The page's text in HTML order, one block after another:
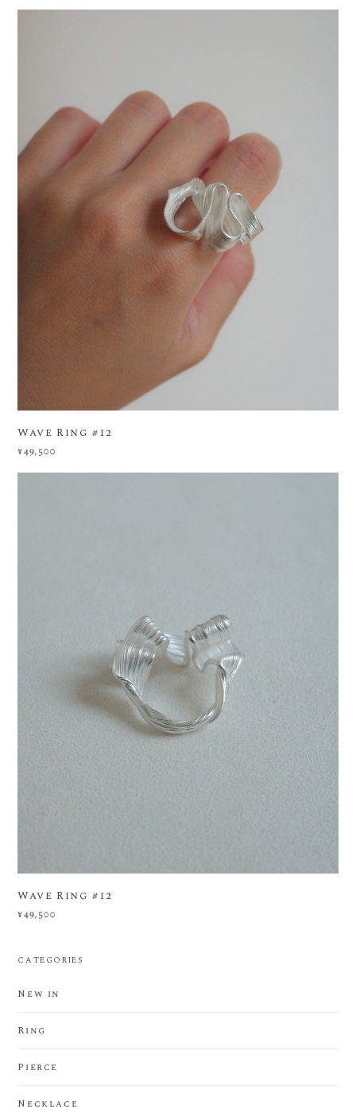
Wave Ring #12
¥49,500
Wave Ring #12
¥49,500
CATEGORIES
New in
Ring
Pierce
Necklace